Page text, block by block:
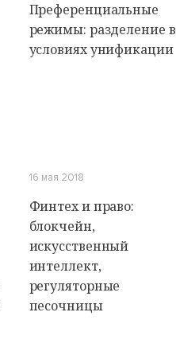
Преференциальные
режимы: разделение в
условиях унификации
16 мая 2018
Финтех и право:
блокчейн,
искусственный
интеллект,
регуляторные
песочницы